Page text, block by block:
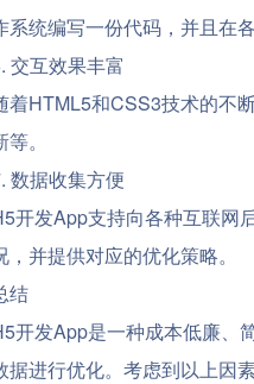
系统编写一份代码，并且在
交互效果丰富
着HTML5和CSS3技术的不
。
数据收集方便
开发App支持向各种互联网
，并提供对应的优化策略。
结
开发App是一种成本低廉、
据进行优化。考虑到以上因